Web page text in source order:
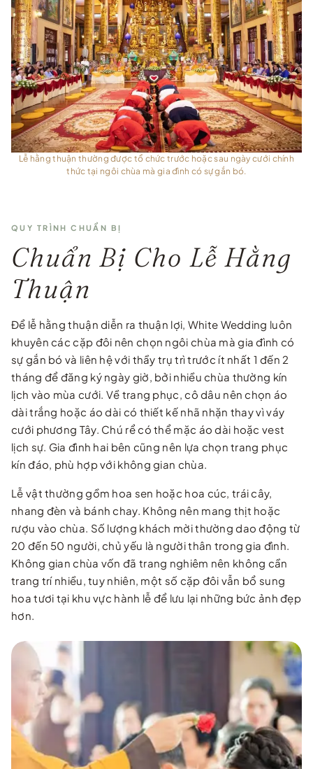
Lễ hằng thuận thường được tổ chức trước hoặc sau ngày cưới chính
thức tại ngôi chùa mà gia đình có sự gắn bó.
QUY TRÌNH CHUẨN BỊ
Chuẩn Bị Cho Lễ Hằng
Thuận
Để lễ hằng thuận diễn ra thuận lợi, White Wedding luôn
khuyên các cặp đôi nên chọn ngôi chùa mà gia đình có
sự gắn bó và liên hệ với thầy trụ trì trước ít nhất 1 đến 2
tháng để đăng ký ngày giờ, bởi nhiều chùa thường kín
lịch vào mùa cưới. Về trang phục, cô dâu nên chọn áo
dài trắng hoặc áo dài có thiết kế nhã nhặn thay vì váy
cưới phương Tây. Chú rể có thể mặc áo dài hoặc vest
lịch sự. Gia đình hai bên cũng nên lựa chọn trang phục
kín đáo, phù hợp với không gian chùa.
Lễ vật thường gồm hoa sen hoặc hoa cúc, trái cây,
nhang đèn và bánh chay. Không nên mang thịt hoặc
rượu vào chùa. Số lượng khách mời thường dao động từ
20 đến 50 người, chủ yếu là người thân trong gia đình.
Không gian chùa vốn đã trang nghiêm nên không cần
trang trí nhiều, tuy nhiên, một số cặp đôi vẫn bổ sung
hoa tươi tại khu vực hành lễ để lưu lại những bức ảnh đẹp
hơn.